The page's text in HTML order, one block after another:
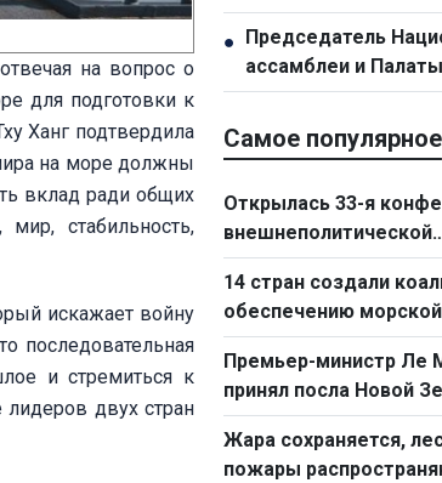
на вопрос о
для подготовки к
Ханг подтвердила
на море должны
вклад ради общих
стабильность,
искажает войну
последовательная
и стремиться к
двух стран
чам в провинции
● Председатель
ассамблеи и Палаты
представителей
визитом в Ханой
Самое популярное
Открылась 33-я
внешнеполитической
деятельности
14 стран создали
обеспечению морской
безопасности на
Востоке
Премьер-министр Ле
принял посла Новой
Жара сохраняется,
пожары